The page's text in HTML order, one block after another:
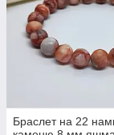
Браслет на 22